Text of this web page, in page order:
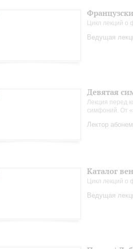
Цикл лекций о
Ведущая
Девятая
Лекция перед
симфоний. От
Лектор
Каталог
Цикл лекций о
Ведущая